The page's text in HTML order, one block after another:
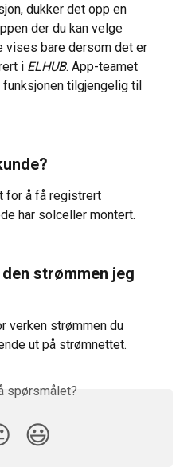
dukker det opp en
der du kan velge
vises bare dersom det er
i ELHUB. App-teamet
funksjonen tilgjengelig til
for å få registrert
har solceller montert.
strømmen jeg
verken strømmen du
ut på strømnettet.
spørsmålet?
😃